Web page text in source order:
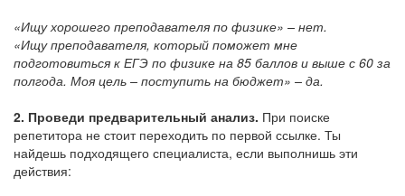
«Ищу хорошего преподавателя по физике» – нет.
«Ищу преподавателя, который поможет мне
подготовиться к ЕГЭ по физике на 85 баллов и выше с 60 за
полгода. Моя цель – поступить на бюджет» – да.
2. Проведи предварительный анализ. При поиске
репетитора не стоит переходить по первой ссылке. Ты
найдешь подходящего специалиста, если выполнишь эти
действия: